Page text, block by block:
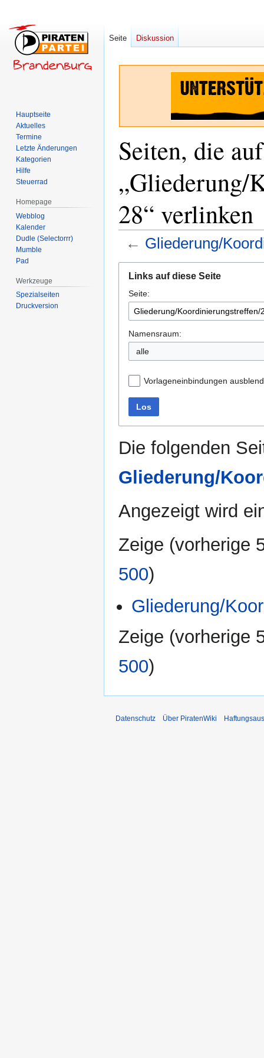
Seiten, die auf
„Gliederung/
28“ verlinken
← Gliederung/
Navigation
springen
Suche
springen
Links auf diese Seite
Seite:
Namensraum:
alle
Vorlageneinbindungen
Los
Die folgenden
Gliederung/
Angezeigt wird
Zeige (vorherige
500)
Gliederung/
Zeige (vorherige
500)
Seite Diskussion
Hauptseite
Aktuelles
Termine
Letzte Änderungen
Kategorien
Hilfe
Steuerrad
Homepage
Webblog
Kalender
Dudle (Selectorrr)
Mumble
Pad
Werkzeuge
Spezialseiten
Druckversion
Datenschutz Über PiratenWiki